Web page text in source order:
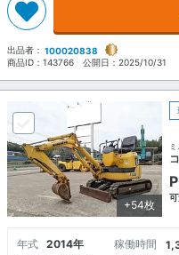
出品者： 100020838
商品ID： 143766 公開日： 2025/10/31
+54枚
年式 2014年 稼働時間